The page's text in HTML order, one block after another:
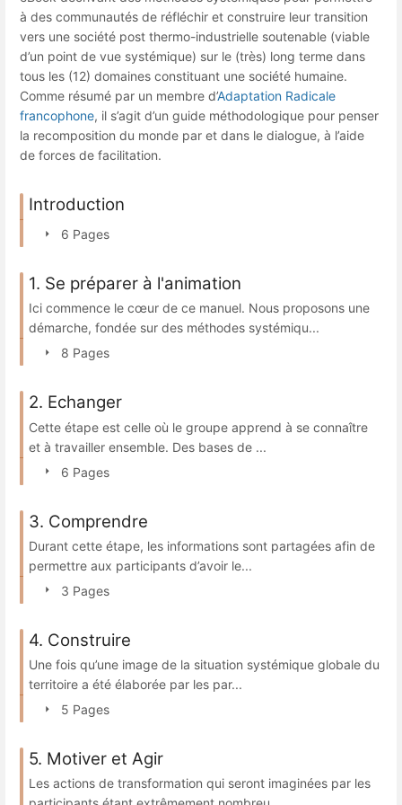
à des communautés de réfléchir et construire leur transition
vers une société post thermo-industrielle soutenable (viable
d’un point de vue systémique) sur le (très) long terme dans
tous les (12) domaines constituant une société humaine.
Comme résumé par un membre d’Adaptation Radicale
francophone, il s’agit d’un guide méthodologique pour penser
la recomposition du monde par et dans le dialogue, à l’aide
de forces de facilitation.
Introduction
6 Pages
1. Se préparer à l'animation
Ici commence le cœur de ce manuel. Nous proposons une
démarche, fondée sur des méthodes systémiqu...
8 Pages
2. Echanger
Cette étape est celle où le groupe apprend à se connaître
et à travailler ensemble. Des bases de ...
6 Pages
3. Comprendre
Durant cette étape, les informations sont partagées afin de
permettre aux participants d’avoir le...
3 Pages
4. Construire
Une fois qu’une image de la situation systémique globale du
territoire a été élaborée par les par...
5 Pages
5. Motiver et Agir
Les actions de transformation qui seront imaginées par les